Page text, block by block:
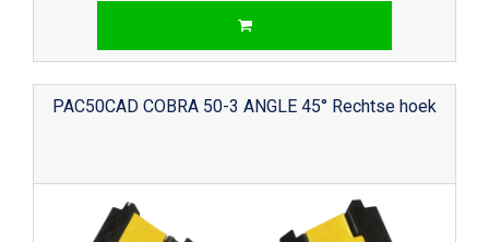
PAC50CAD COBRA 50-3 ANGLE 45° Rechtse hoek